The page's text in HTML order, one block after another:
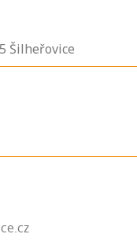
Šilheřovice